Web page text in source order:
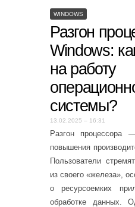
WINDOWS
Разгон
Windows:
на работу
системы?
13.02.2025 – 16:31
Разгон процессора
повышения
Пользователи
из своего «железа»,
о ресурсоемких
обработке данных.